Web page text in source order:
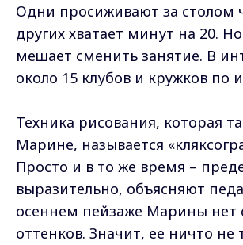
Одни просиживают за столом
других хватает минут на 20.
мешает сменить занятие. В
около 15 клубов и кружков по
Техника рисования, которая
Марине, называется
Просто и в то же время –
выразительно, объясняют
осеннем пейзаже Марины нет
оттенков. Значит, ее ничто не